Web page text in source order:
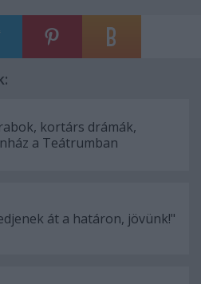
kortárs drámák,
a Teátrumban
át a határon, jövünk!"